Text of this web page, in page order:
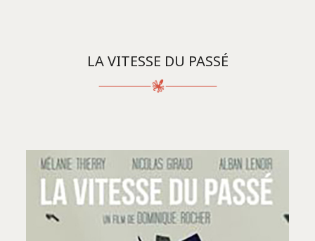
LA VITESSE DU PASSÉ